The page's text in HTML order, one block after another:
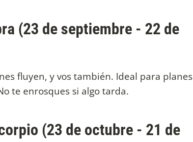
(23 de septiembre - 22 de
fluyen, y vos también. Ideal para planes
te enrosques si algo tarda.
(23 de octubre - 21 de